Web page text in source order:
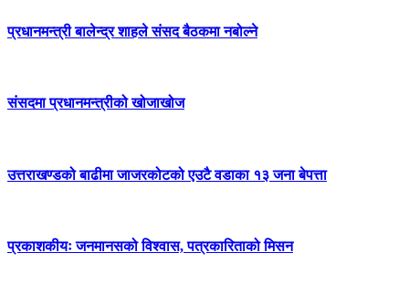
प्रधानमन्त्री बालेन्द्र शाहले संसद बैठकमा नबोल्ने
संसदमा प्रधानमन्त्रीको खोजाखोज
उत्तराखण्डको बाढीमा जाजरकोटको एउटै वडाका १३ जना बेपत्ता
प्रकाशकीयः जनमानसको विश्वास, पत्रकारिताको मिसन